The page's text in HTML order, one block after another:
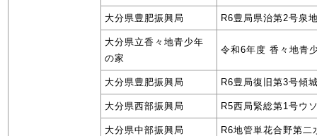
大分県豊肥振興局 R6豊局県治第2号泉
大分県立香々地青少年
の家
令和6年度 香々地青
大分県豊肥振興局 R6豊局復旧第3号傾
大分県西部振興局 R5西局緊総第1号ウ
大分県中部振興局 R6地管単花合野第